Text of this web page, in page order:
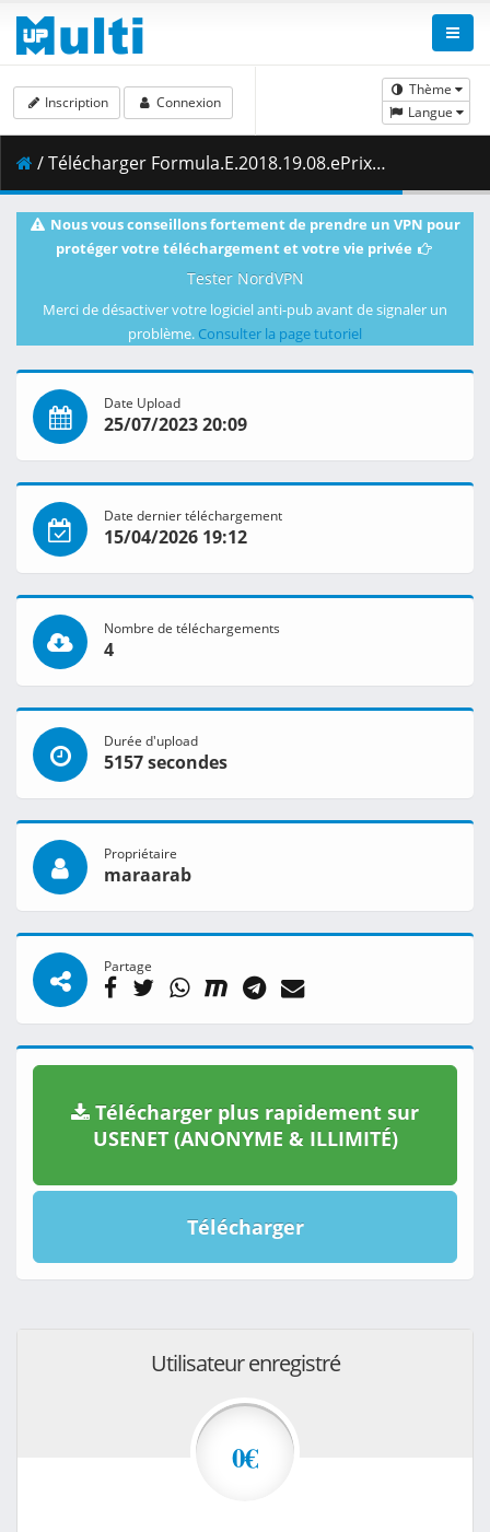
Thème
Langue
Inscription Connexion
/ Télécharger Formula.E.2018.19.08.ePrix.Paryza.Kwalifikacje.27.04.2019.1080i.PL.HDTV.maraarab.ts ( 2.11 GB )
Nous vous conseillons fortement de prendre un VPN pour
protéger votre téléchargement et votre vie privée
Tester NordVPN
Merci de désactiver votre logiciel anti-pub avant de signaler un
problème. Consulter la page tutoriel
Date Upload
25/07/2023 20:09
Date dernier téléchargement
15/04/2026 19:12
Nombre de téléchargements
4
Durée d'upload
5157 secondes
Propriétaire
maraarab
Partage
Télécharger plus rapidement sur
USENET (ANONYME & ILLIMITÉ)
Télécharger
Utilisateur enregistré
0€